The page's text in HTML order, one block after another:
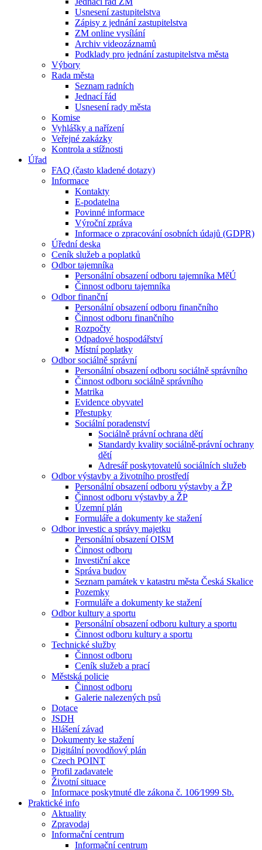
Usnesení zastupitelstva
Zápisy z jednání zastupitelstva
ZM online vysílání
Archiv videozáznamů
Podklady pro jednání zastupitelstva města
Výbory
Rada města
Seznam radních
Jednací řád
Usnesení rady města
Komise
Vyhlášky a nařízení
Veřejné zakázky
Kontrola a stížnosti
Úřad
FAQ (často kladené dotazy)
Informace
Kontakty
E-podatelna
Povinné informace
Výroční zpráva
Informace o zpracování osobních údajů (GDPR)
Úřední deska
Ceník služeb a poplatků
Odbor tajemníka
Personální obsazení odboru tajemníka MěÚ
Činnost odboru tajemníka
Odbor finanční
Personální obsazení odboru finančního
Činnost odboru finančního
Rozpočty
Odpadové hospodářství
Místní poplatky
Odbor sociálně správní
Personální obsazení odboru sociálně správního
Činnost odboru sociálně správního
Matrika
Evidence obyvatel
Přestupky
Sociální poradenství
Sociálně právní ochrana dětí
Standardy kvality sociálně-právní ochrany
dětí
Adresář poskytovatelů sociálních služeb
Odbor výstavby a životního prostředí
Personální obsazení odboru výstavby a ŽP
Činnost odboru výstavby a ŽP
Územní plán
Formuláře a dokumenty ke stažení
Odbor investic a správy majetku
Personální obsazení OISM
Činnost odboru
Investiční akce
Správa budov
Seznam památek v katastru města Česká Skalice
Pozemky
Formuláře a dokumenty ke stažení
Odbor kultury a sportu
Personální obsazení odboru kultury a sportu
Činnost odboru kultury a sportu
Technické služby
Činnost odboru
Ceník služeb a prací
Městská policie
Činnost odboru
Galerie nalezených psů
Dotace
JSDH
Hlášení závad
Dokumenty ke stažení
Digitální povodňový plán
Czech POINT
Profil zadavatele
Životní situace
Informace poskytnuté dle zákona č. 106⁄1999 Sb.
Praktické info
Aktuality
Zpravodaj
Informační centrum
Informační centrum